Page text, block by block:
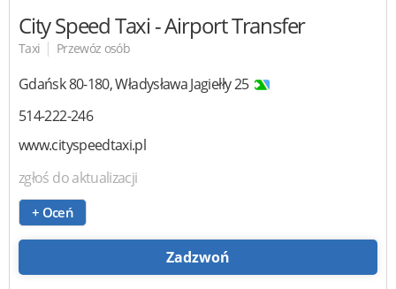
City Speed Taxi- Airport Transfer
Taxi | Przewóz osób
Gdańsk80-180,Władysława Jagiełły 25
514-222-246
www.cityspeedtaxi.pl
zgłoś do aktualizacji
+ Oceń
Zadzwoń